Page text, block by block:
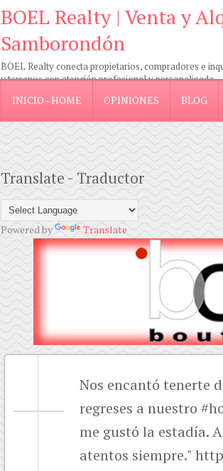
BOEL Realty | Venta y
Samborondón
BOEL Realty conecta propietarios, compradores e
y terrenos con atención profesional y personalizada.
INICIO - HOME OPINIONES BLOG
Translate - Traductor
Powered by Translate
Nos encantó tenerte
regreses a nuestro
me gustó la estadía.
atentos siempre."